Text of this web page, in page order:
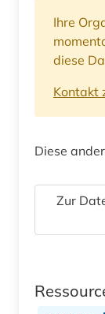
Ihre
diese
Kontakt
Diese
Zur